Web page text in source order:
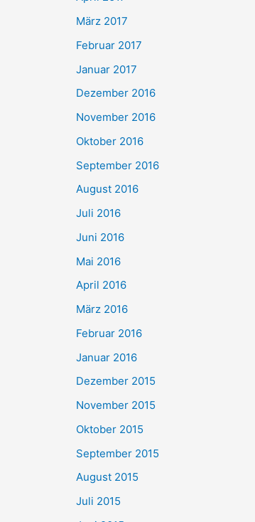
März 2017
Februar 2017
Januar 2017
Dezember 2016
November 2016
Oktober 2016
September 2016
August 2016
Juli 2016
Juni 2016
Mai 2016
April 2016
März 2016
Februar 2016
Januar 2016
Dezember 2015
November 2015
Oktober 2015
September 2015
August 2015
Juli 2015